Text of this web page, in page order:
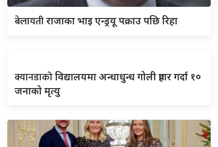
बेलायतीराजाका भाइ एन्ड्रयू पक्राउ पछि रिहा
क्यानडाकोविद्यालयमा अन्धाधुन्ध गोली प्रहार गर्दा १०
जनाको मृत्यु